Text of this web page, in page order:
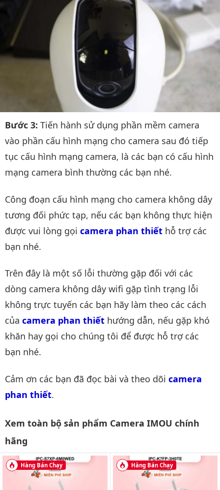
Bước 3: Tiến hành sử dụng phần mềm camera
vào phần cấu hình mạng cho camera sau đó tiếp
tục cấu hình mạng camera, là các bạn có cấu hình
mạng camera bình thường các bạn nhé.
Công đoạn cấu hình mạng cho camera không dây
tương đối phức tạp, nếu các bạn không thực hiện
được vui lòng gọi camera phan thiết hỗ trợ các
bạn nhé.
Trên đây là một số lỗi thường gặp đối với các
dòng camera không dây wifi gặp tình trạng lỗi
không trực tuyến các bạn hãy làm theo các cách
của camera phan thiết hướng dẫn, nếu gặp khó
khăn hay gọi cho chúng tôi để được hỗ trợ các
bạn nhé.
Cảm ơn các bạn đã đọc bài và theo dõi camera
phan thiết.
Xem toàn bộ sản phẩm Camera IMOU chính
hãng
Hàng Bán Chạy Hàng Bán Chạy